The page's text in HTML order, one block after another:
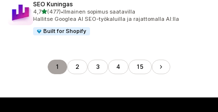
SEO Kuningas
4,7/ 5 tähteä
(477)
477 arvostelua yhteensä
•Ilmainen sopimus saatavilla
Hallitse Googlea AI SEO-työkaluilla ja rajattomalla AI:lla
Built for Shopify
1 2 3 4 15